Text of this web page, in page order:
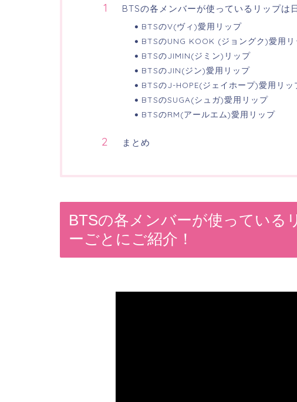
BTSの各メンバーが使っているリップは
BTSのV(ヴィ)愛用リップ
BTSのUNG KOOK (ジョングク)愛用リ
BTSのJIMIN(ジミン)リップ
BTSのJIN(ジン)愛用リップ
BTSのJ-HOPE(ジェイホープ)愛用リッ
BTSのSUGA(シュガ)愛用リップ
BTSのRM(アールエム)愛用リップ
まとめ
BTSの各メンバーが使っている
ーごとにご紹介！